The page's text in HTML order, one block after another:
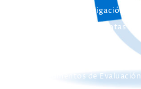
Colección Investigación
Colección Herramientas
Instrumentos de Evaluación